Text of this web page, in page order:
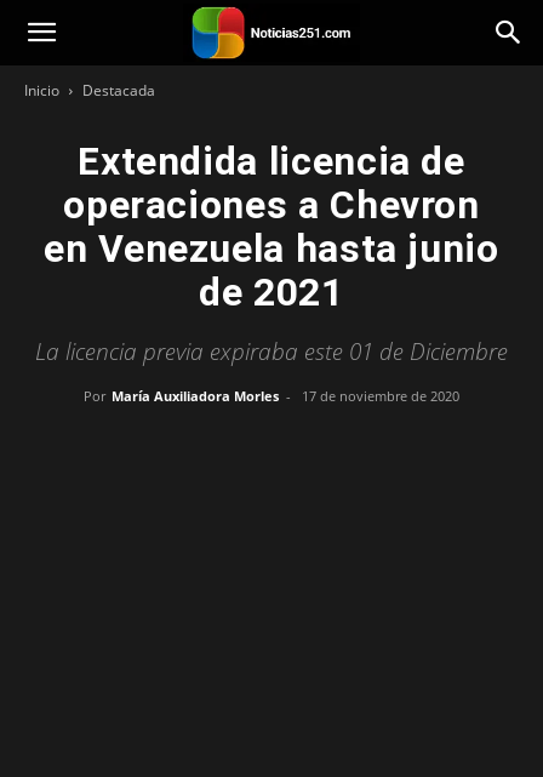
Noticias251
Inicio Destacada
Extendida licencia de
operaciones a Chevron
en Venezuela hasta junio
de 2021
La licencia previa expiraba este 01 de Diciembre
Por María Auxiliadora Morles - 17 de noviembre de 2020